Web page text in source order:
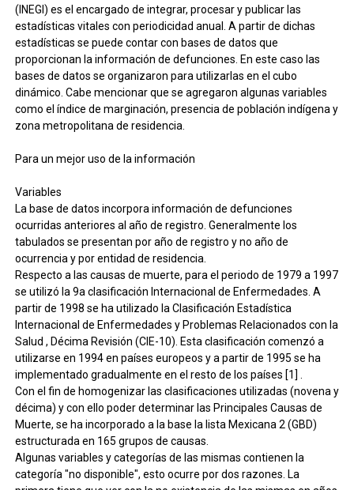
(INEGI) es el encargado de integrar, procesar y publicar las
estadísticas vitales con periodicidad anual. A partir de dichas
estadísticas se puede contar con bases de datos que
proporcionan la información de defunciones. En este caso las
bases de datos se organizaron para utilizarlas en el cubo
dinámico. Cabe mencionar que se agregaron algunas variables
como el índice de marginación, presencia de población indígena y
zona metropolitana de residencia.
Para un mejor uso de la información
Variables
La base de datos incorpora información de defunciones
ocurridas anteriores al año de registro. Generalmente los
tabulados se presentan por año de registro y no año de
ocurrencia y por entidad de residencia.
Respecto a las causas de muerte, para el periodo de 1979 a 1997
se utilizó la 9a clasificación Internacional de Enfermedades. A
partir de 1998 se ha utilizado la Clasificación Estadística
Internacional de Enfermedades y Problemas Relacionados con la
Salud , Décima Revisión (CIE-10). Esta clasificación comenzó a
utilizarse en 1994 en países europeos y a partir de 1995 se ha
implementado gradualmente en el resto de los países [1] .
Con el fin de homogenizar las clasificaciones utilizadas (novena y
décima) y con ello poder determinar las Principales Causas de
Muerte, se ha incorporado a la base la lista Mexicana 2 (GBD)
estructurada en 165 grupos de causas.
Algunas variables y categorías de las mismas contienen la
categoría "no disponible", esto ocurre por dos razones. La